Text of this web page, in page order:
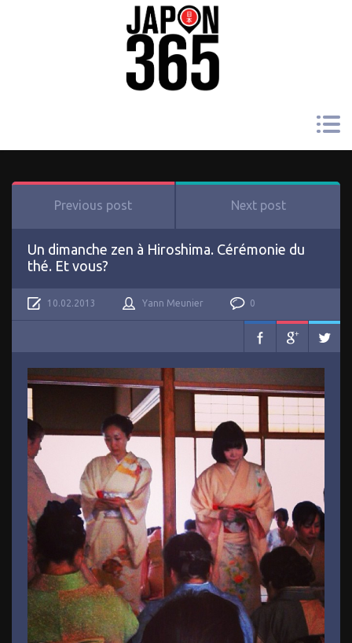
Previous post Next post
Un dimanche zen à Hiroshima. Cérémonie du
thé. Et vous?
10.02.2013 Yann Meunier 0